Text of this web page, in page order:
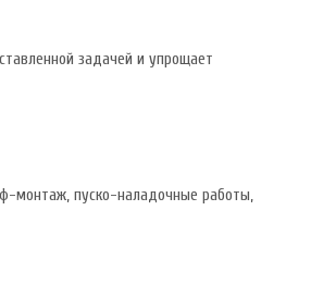
задачей и упрощает
монтаж, пуско-наладочные работы,